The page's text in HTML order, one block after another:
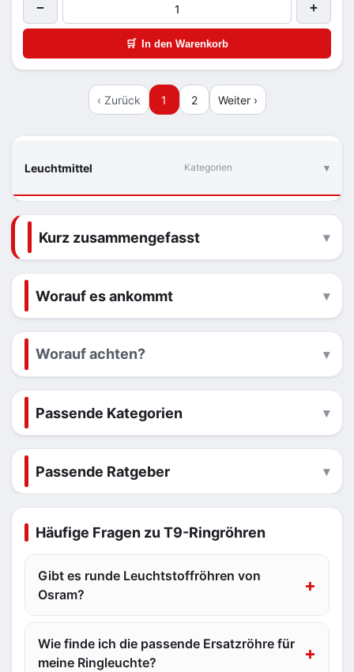
Leuchtmittel Kategorien
− +
🛒 In den Warenkorb
‹ Zurück 1 2 Weiter ›
Kurz zusammengefasst
Worauf es ankommt
Worauf achten?
Passende Kategorien
Passende Ratgeber
Häufige Fragen zu T9-Ringröhren
Gibt es runde Leuchtstoffröhren von
Osram?
Wie finde ich die passende Ersatzröhre für
meine Ringleuchte?